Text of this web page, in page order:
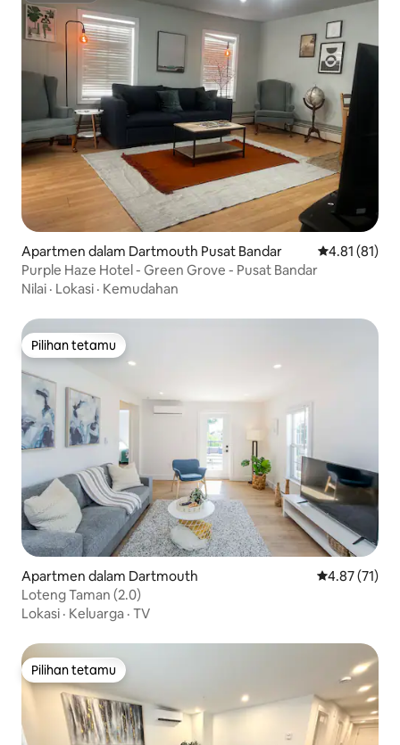
Apartmen dalam Dartmouth Pusat Bandar Penarafan
4.81 (81)
Purple Haze Hotel - Green Grove - Pusat Bandar
Nilai · Lokasi · Kemudahan
Pilihan tetamu
Pilihan tetamu
Apartmen dalam Dartmouth Penarafan
4.87 (71)
Loteng Taman (2.0)
Lokasi · Keluarga · TV
Pilihan tetamu
Pilihan tetamu